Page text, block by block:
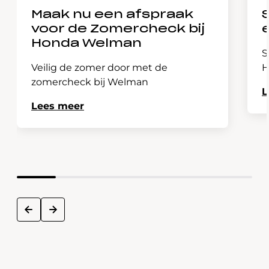
Maak nu een afspraak
voor de Zomercheck bij
Honda Welman
Veilig de zomer door met de
zomercheck bij Welman
Lees meer
prev next